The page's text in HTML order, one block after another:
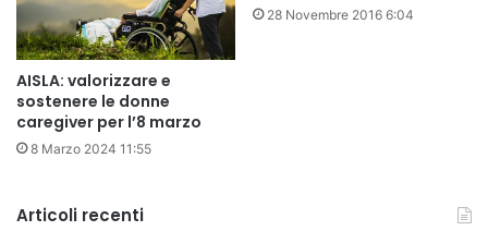
AISLA: valorizzare e
sostenere le donne
caregiver per l’8 marzo
8 Marzo 2024 11:55
28 Novembre 2016 6:04
Articoli recenti